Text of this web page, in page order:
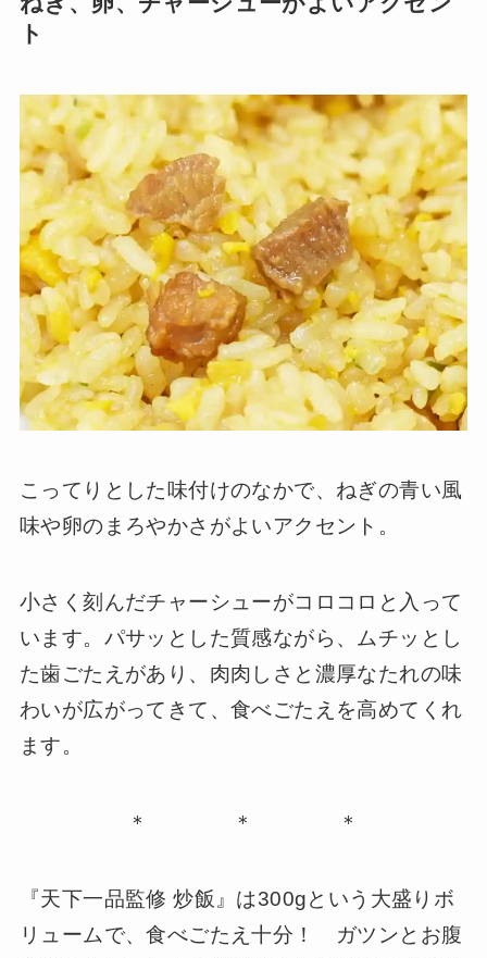
ト
こってりとした味付けのなかで、ねぎの青い風
味や卵のまろやかさがよいアクセント。
小さく刻んだチャーシューがコロコロと入って
います。パサッとした質感ながら、ムチッとし
た歯ごたえがあり、肉肉しさと濃厚なたれの味
わいが広がってきて、食べごたえを高めてくれ
ます。
＊ ＊ ＊
『天下一品監修 炒飯』は300gという大盛りボ
リュームで、食べごたえ十分！ ガツンとお腹